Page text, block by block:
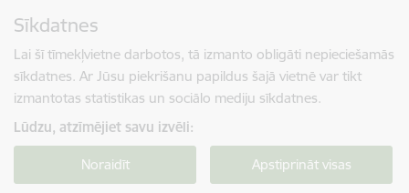
Sīkdatnes
Lai šī tīmekļvietne darbotos, tā izmanto obligāti nepieciešamās
sīkdatnes. Ar Jūsu piekrišanu papildus šajā vietnē var tikt
izmantotas statistikas un sociālo mediju sīkdatnes.
Lūdzu, atzīmējiet savu izvēli:
Noraidīt Apstiprināt visas